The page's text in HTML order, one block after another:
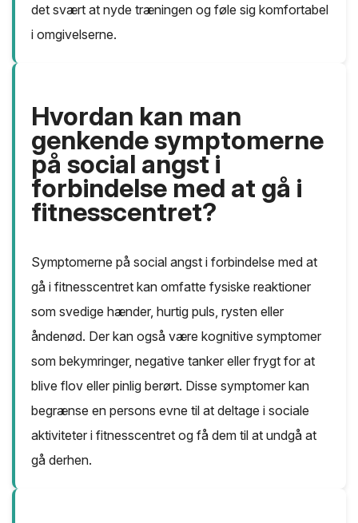
det svært at nyde træningen og føle sig komfortabel
i omgivelserne.
Hvordan kan man
genkende symptomerne
på social angst i
forbindelse med at gå i
fitnesscentret?
Symptomerne på social angst i forbindelse med at
gå i fitnesscentret kan omfatte fysiske reaktioner
som svedige hænder, hurtig puls, rysten eller
åndenød. Der kan også være kognitive symptomer
som bekymringer, negative tanker eller frygt for at
blive flov eller pinlig berørt. Disse symptomer kan
begrænse en persons evne til at deltage i sociale
aktiviteter i fitnesscentret og få dem til at undgå at
gå derhen.